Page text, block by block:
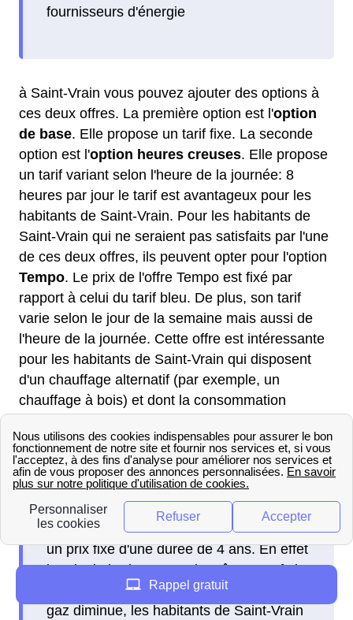
fournisseurs d'énergie
à Saint-Vrain vous pouvez ajouter des options à
ces deux offres. La première option est l'option
de base. Elle propose un tarif fixe. La seconde
option est l'option heures creuses. Elle propose
un tarif variant selon l'heure de la journée: 8
heures par jour le tarif est avantageux pour les
habitants de Saint-Vrain. Pour les habitants de
Saint-Vrain qui ne seraient pas satisfaits par l'une
de ces deux offres, ils peuvent opter pour l'option
Tempo. Le prix de l'offre Tempo est fixé par
rapport à celui du tarif bleu. De plus, son tarif
varie selon le jour de la semaine mais aussi de
l'heure de la journée. Cette offre est intéressante
pour les habitants de Saint-Vrain qui disposent
d'un chauffage alternatif (par exemple, un
chauffage à bois) et dont la consommation
Gaz
Avantage Gaz: Cette offre propose
un prix fixe d'une durée de 4 ans. En effet
le prix du kWh HT sera le même, sauf si
durant cette période le tarif réglementé du
gaz diminue, les habitants de Saint-Vrain
Rappel gratuit